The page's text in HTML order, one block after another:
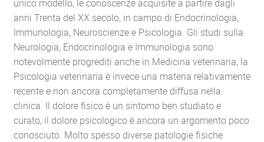
unico modello, le conoscenze acquisite a partire dagli
anni Trenta del XX secolo, in campo di Endocrinologia,
Immunologia, Neuroscienze e Psicologia. Gli studi sulla
Neurologia, Endocrinologia e Immunologia sono
notevolmente progrediti anche in Medicina veterinaria, la
Psicologia veterinaria è invece una materia relativamente
recente e non ancora completamente diffusa nella
clinica. Il dolore fisico è un sintomo ben studiato e
curato, il dolore psicologico è ancora un argomento poco
conosciuto. Molto spesso diverse patologie fisiche